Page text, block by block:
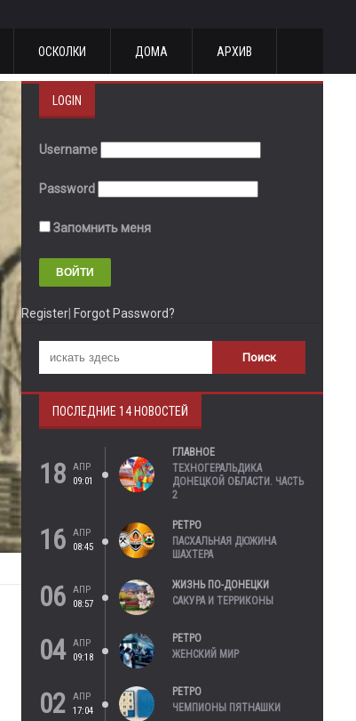
ОСКОЛКИ ДОМА АРХИВ
LOGIN
Username
Password
Запомнить меня
Register Forgot Password?
ПОСЛЕДНИЕ 14 НОВОСТЕЙ
18
АПР
09:01
ГЛАВНОЕ
ТЕХНОГЕРАЛЬДИКА
ДОНЕЦКОЙ ОБЛАСТИ. ЧАСТЬ
2
16
АПР
08:45
РЕТРО
ПАСХАЛЬНАЯ ДЮЖИНА
ШАХТЕРА
06
АПР
08:57
ЖИЗНЬ ПО-ДОНЕЦКИ
САКУРА И ТЕРРИКОНЫ
04
АПР
09:18
РЕТРО
ЖЕНСКИЙ МИР
02
АПР
17:04
РЕТРО
ЧЕМПИОНЫ ПЯТНАШКИ